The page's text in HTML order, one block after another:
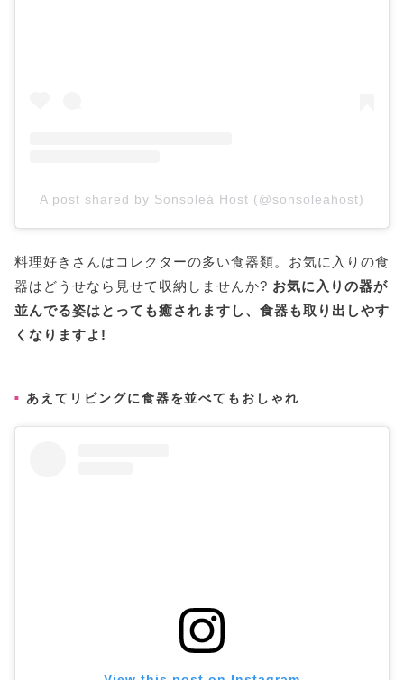
A post shared by Sonsoleá Host (@sonsoleahost)
料理好きさんはコレクターの多い食器類。お気に入りの食
器はどうせなら見せて収納しませんか? お気に入りの器が
並んでる姿はとっても癒されますし、食器も取り出しやす
くなりますよ!
あえてリビングに食器を並べてもおしゃれ